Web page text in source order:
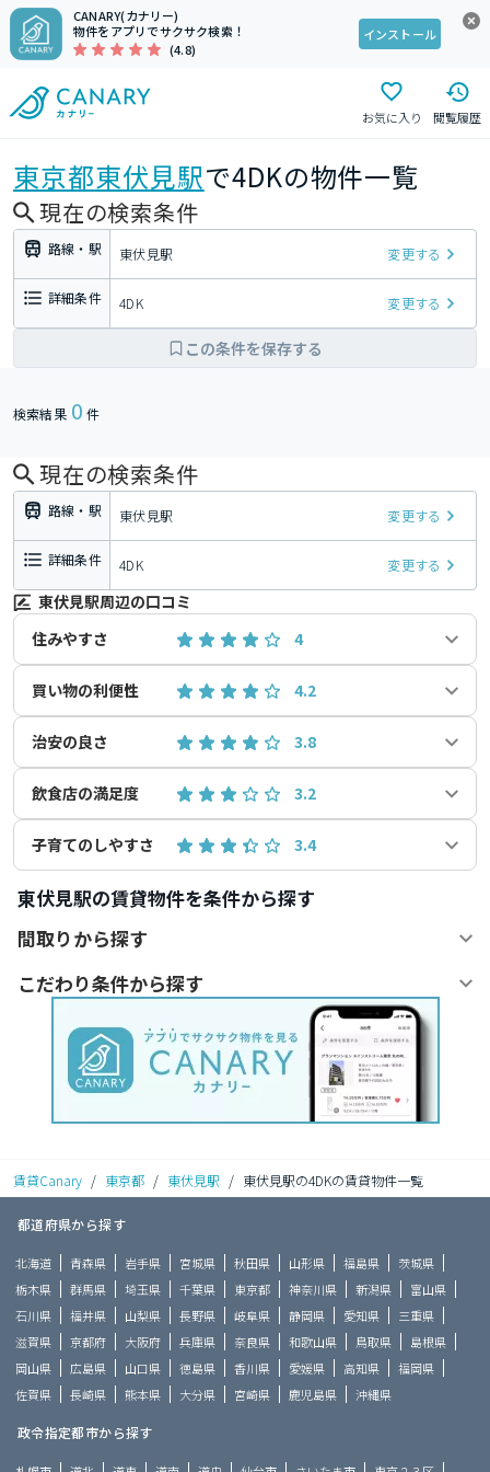
CANARY(カナリー)
物件をアプリでサクサク検索！
(4.8)
インストール
お気に入り 閲覧履歴
東京都東伏見駅で4DKの物件一覧
現在の検索条件
路線・駅 東伏見駅 変更する
詳細条件 4DK 変更する
この条件を保存する
検索結果 0 件
現在の検索条件
路線・駅 東伏見駅 変更する
詳細条件 4DK 変更する
東伏見駅周辺の口コミ
住みやすさ
4
買い物の利便性 4.2
治安の良さ 3.8
飲食店の満足度 3.2
子育てのしやすさ 3.4
東伏見駅の賃貸物件を条件から探す
間取りから探す
こだわり条件から探す
賃貸Canary / 東京都 / 東伏見駅 / 東伏見駅の4DKの賃貸物件一覧
都道府県から探す
北海道 青森県 岩手県 宮城県 秋田県 山形県 福島県
茨城県
栃木県
群馬県 埼玉県 千葉県 東京都 神奈川県 新潟県
富山県
石川県
福井県 山梨県 長野県 岐阜県 静岡県 愛知県
三重県
滋賀県
京都府 大阪府 兵庫県 奈良県 和歌山県 鳥取県
島根県
岡山県
広島県 山口県 徳島県 香川県 愛媛県 高知県
福岡県
佐賀県
長崎県 熊本県 大分県 宮崎県 鹿児島県 沖縄県
政令指定都市から探す